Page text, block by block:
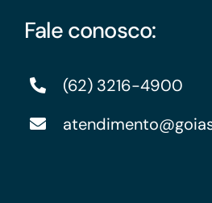
Fale conosco:
(62) 3216-4900